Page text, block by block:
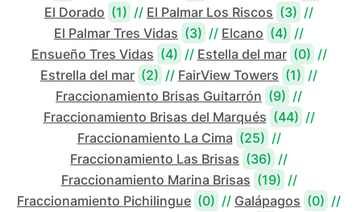
El Dorado (1) // El Palmar Los Riscos (3) //
El Palmar Tres Vidas (3) // Elcano (4) //
Ensueño Tres Vidas (4) // Estella del mar (0) //
Estrella del mar (2) // FairView Towers (1) //
Fraccionamiento Brisas Guitarrón (9) //
Fraccionamiento Brisas del Marqués (44) //
Fraccionamiento La Cima (25) //
Fraccionamiento Las Brisas (36) //
Fraccionamiento Marina Brisas (19) //
Fraccionamiento Pichilingue (0) // Galápagos (0) //